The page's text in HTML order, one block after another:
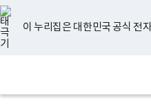
너
비
767px
이
하
이 누리집은 대한민국 공식 전
지메
홈
유
튜
브
페
이
스
북
인
스
타
그
램
블
로
그